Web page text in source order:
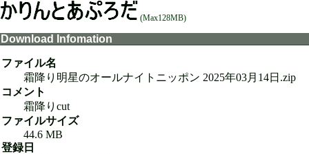
(Max128MB)
Download Infomation
ファイル名
霜降り明星のオールナイトニッポン 2025年03月14日.zip
コメント
霜降りcut
ファイルサイズ
44.6 MB
登録日